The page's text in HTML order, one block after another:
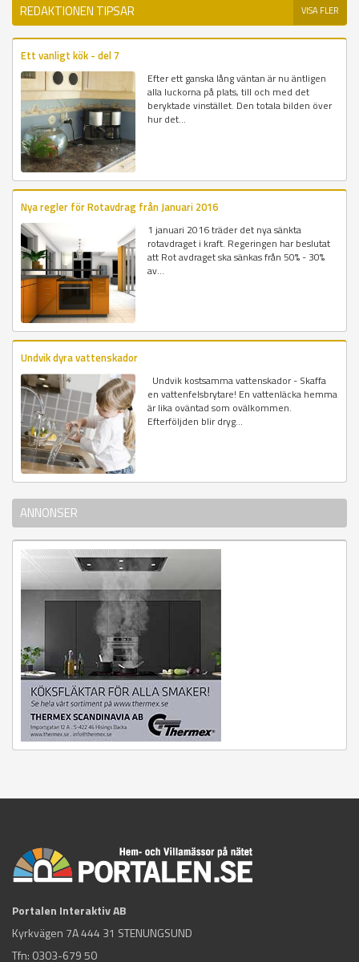
REDAKTIONEN TIPSAR VISA FLER
Ett vanligt kök - del 7
Efter ett ganska lång väntan är nu äntligen
alla luckorna på plats, till och med det
beryktade vinstället. Den totala bilden över
hur det...
Nya regler för Rotavdrag från Januari 2016
1 januari 2016 träder det nya sänkta
rotavdraget i kraft. Regeringen har beslutat
att Rot avdraget ska sänkas från 50% - 30%
av...
Undvik dyra vattenskador
Undvik kostsamma vattenskador - Skaffa
en vattenfelsbrytare! En vattenläcka hemma
är lika oväntad som ovälkommen.
Efterföljden blir dryg...
ANNONSER
Portalen Interaktiv AB
Kyrkvägen 7A 444 31 STENUNGSUND
Tfn: 0303-679 50